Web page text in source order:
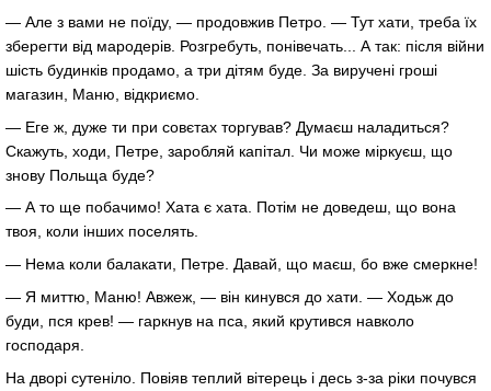
— Але з вами не поїду, — продовжив Петро. — Тут хати, треба їх
зберегти від мародерів. Розгребуть, понівечать... А так: після війни
шість будинків продамо, а три дітям буде. За виручені гроші
магазин, Маню, відкриємо.
— Еге ж, дуже ти при совєтах торгував? Думаєш наладиться?
Скажуть, ходи, Петре, заробляй капітал. Чи може міркуєш, що
знову Польща буде?
— А то ще побачимо! Хата є хата. Потім не доведеш, що вона
твоя, коли інших поселять.
— Нема коли балакати, Петре. Давай, що маєш, бо вже смеркне!
— Я миттю, Маню! Авжеж, — він кинувся до хати. — Ходьж до
буди, пся крев! — гаркнув на пса, який крутився навколо
господаря.
На дворі сутеніло. Повіяв теплий вітерець і десь з-за ріки почувся